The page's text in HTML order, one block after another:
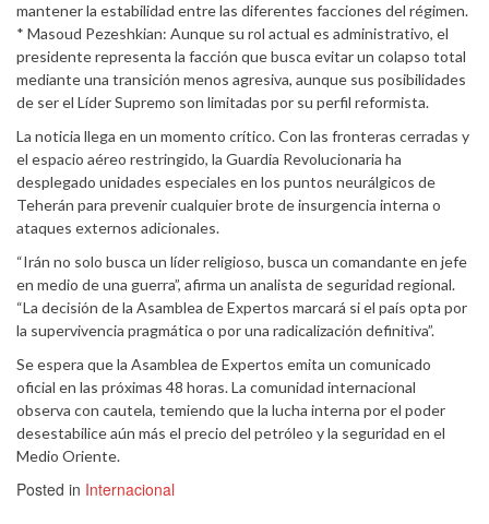
mantener la estabilidad entre las diferentes facciones del régimen.
* Masoud Pezeshkian: Aunque su rol actual es administrativo, el
presidente representa la facción que busca evitar un colapso total
mediante una transición menos agresiva, aunque sus posibilidades
de ser el Líder Supremo son limitadas por su perfil reformista.
La noticia llega en un momento crítico. Con las fronteras cerradas y
el espacio aéreo restringido, la Guardia Revolucionaria ha
desplegado unidades especiales en los puntos neurálgicos de
Teherán para prevenir cualquier brote de insurgencia interna o
ataques externos adicionales.
“Irán no solo busca un líder religioso, busca un comandante en jefe
en medio de una guerra”, afirma un analista de seguridad regional.
“La decisión de la Asamblea de Expertos marcará si el país opta por
la supervivencia pragmática o por una radicalización definitiva”.
Se espera que la Asamblea de Expertos emita un comunicado
oficial en las próximas 48 horas. La comunidad internacional
observa con cautela, temiendo que la lucha interna por el poder
desestabilice aún más el precio del petróleo y la seguridad en el
Medio Oriente.
Posted in Internacional